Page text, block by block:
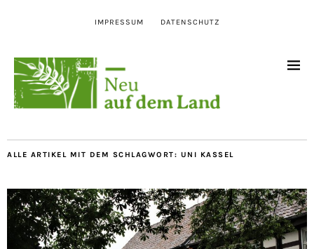
IMPRESSUM DATENSCHUTZ
ALLE ARTIKEL MIT DEM SCHLAGWORT: UNI KASSEL